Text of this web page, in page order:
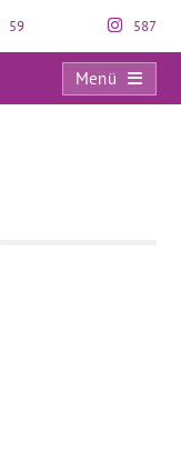
59 587
Menü